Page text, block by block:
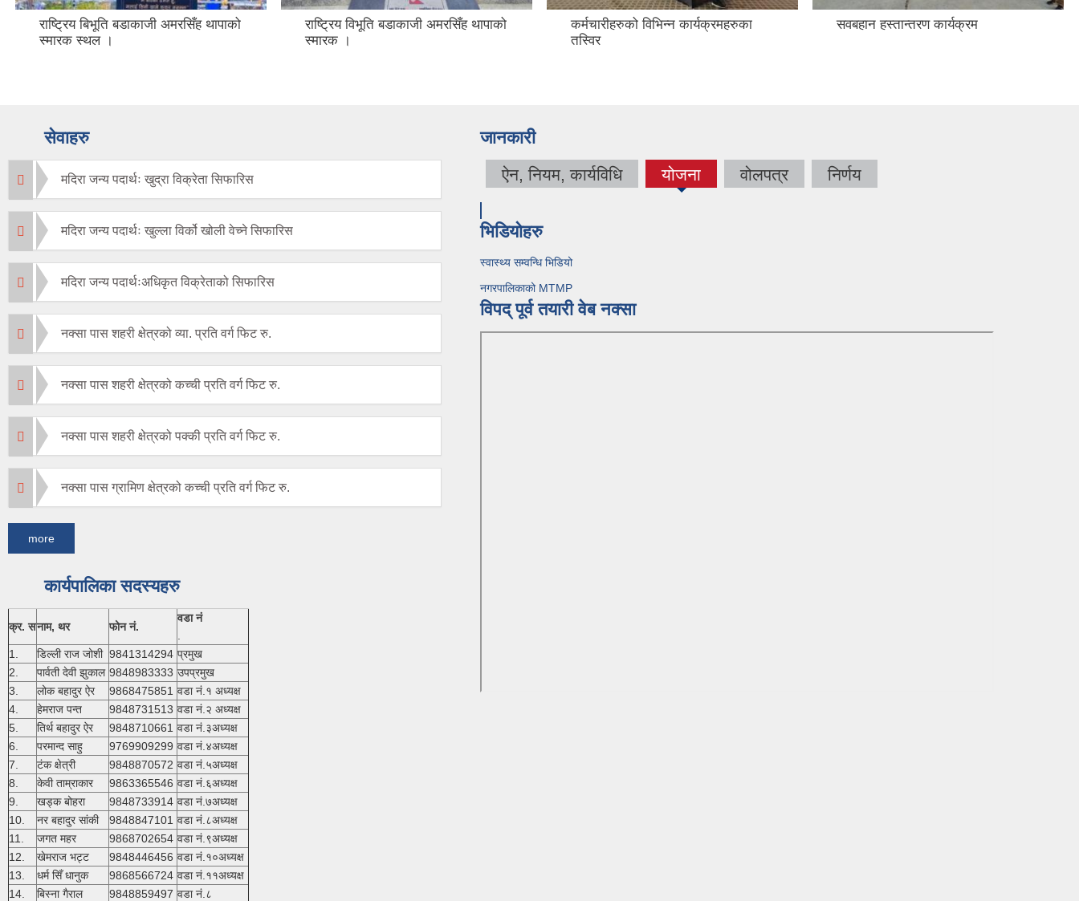
राष्ट्रिय बिभूति बडाकाजी अमरसिँह थापाको
स्मारक स्थल ।
राष्ट्रिय विभूति बडाकाजी अमरसिँह थापाको
स्मारक ।
कर्मचारीहरुको विभिन्न कार्यक्रमहरुका
तस्विर
सवबहान हस्तान्तरण कार्यक्रम
सेवाहरु
मदिरा जन्य पदार्थः खुद्रा विक्रेता सिफारिस
मदिरा जन्य पदार्थः खुल्ला विर्को खोली वेच्ने सिफारिस
मदिरा जन्य पदार्थःअधिकृत विक्रेताको सिफारिस
नक्सा पास शहरी क्षेत्रको व्या. प्रति वर्ग फिट रु.
नक्सा पास शहरी क्षेत्रको कच्ची प्रति वर्ग फिट रु.
नक्सा पास शहरी क्षेत्रको पक्की प्रति वर्ग फिट रु.
नक्सा पास ग्रामिण क्षेत्रको कच्ची प्रति वर्ग फिट रु.
more
कार्यपालिका सदस्यहरु
क्र. सनाम, थर फोन नं.
वडा नं
1.
डिल्ली राज जोशी 9841314294 प्रमुख
2.
पार्वती देवी झुकाल 9848983333 उपप्रमुख
3.
लोक बहादुर ऐर 9868475851 वडा नं.१ अध्यक्ष
4.
हेमराज पन्त 9848731513 वडा नं.२ अध्यक्ष
5.
तिर्थ बहादुर ऐर 9848710661 वडा नं.३अध्यक्ष
6.
परमान्द साहु 9769909299 वडा नं.४अध्यक्ष
7.
टंक क्षेत्री 9848870572 वडा नं.५अध्यक्ष
8.
केवी ताम्राकार 9863365546 वडा नं.६अध्यक्ष
9.
खड्क बोहरा 9848733914 वडा नं.७अध्यक्ष
10.
नर बहादुर सांकी 9848847101 वडा नं.८अध्यक्ष
11.
जगत महर 9868702654 वडा नं.९अध्यक्ष
12.
खेमराज भट्ट 9848446456 वडा नं.१०अध्यक्ष
13.
धर्म सिँ धानुक 9868566724 वडा नं.११अध्यक्ष
14.
बिस्ना गैराल 9848859497 वडा नं.८
जानकारी
ऐन, नियम, कार्यविधि योजना
(active
वोलपत्र निर्णय
भिडियोहरु
स्वास्थ्य सम्वन्धि भिडियो
नगरपालिकाको MTMP
विपद् पूर्व तयारी वेब नक्सा